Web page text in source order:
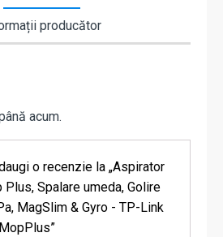
producător
acum.
o recenzie la „Aspirator
Spalare umeda, Golire
MagSlim & Gyro - TP-Link